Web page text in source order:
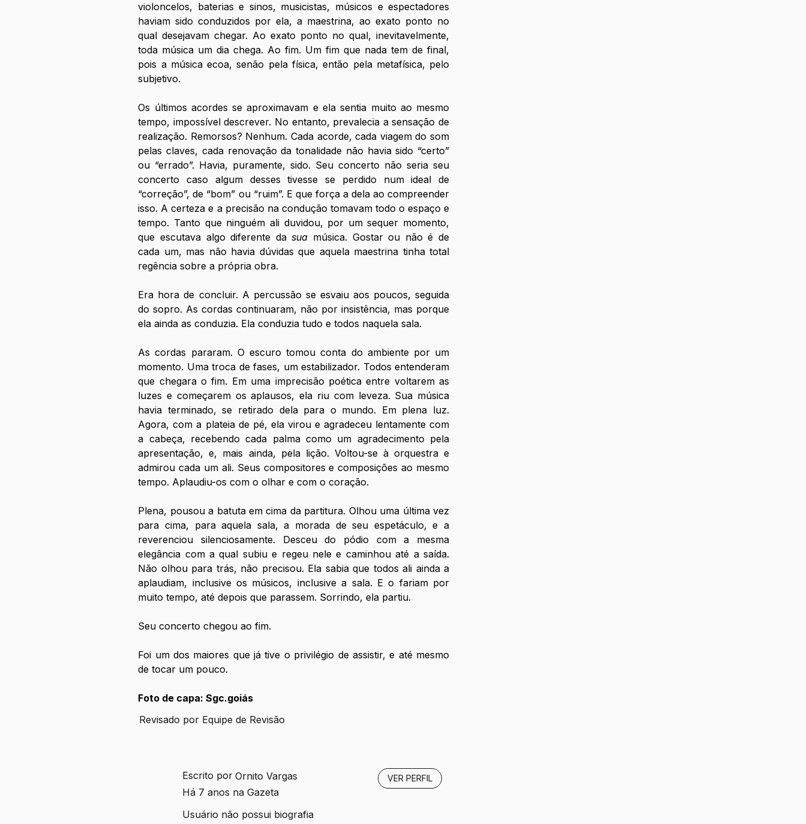
violoncelos, baterias e sinos, musicistas, músicos e espectadores
haviam sido conduzidos por ela, a maestrina, ao exato ponto no
qual desejavam chegar. Ao exato ponto no qual, inevitavelmente,
toda música um dia chega. Ao fim. Um fim que nada tem de final,
pois a música ecoa, senão pela física, então pela metafísica, pelo
subjetivo.
Os últimos acordes se aproximavam e ela sentia muito ao mesmo
tempo, impossível descrever. No entanto, prevalecia a sensação de
realização. Remorsos? Nenhum. Cada acorde, cada viagem do som
pelas claves, cada renovação da tonalidade não havia sido “certo”
ou “errado”. Havia, puramente, sido. Seu concerto não seria seu
concerto caso algum desses tivesse se perdido num ideal de
“correção”, de “bom” ou “ruim”. E que força a dela ao compreender
isso. A certeza e a precisão na condução tomavam todo o espaço e
tempo. Tanto que ninguém ali duvidou, por um sequer momento,
que escutava algo diferente da sua música. Gostar ou não é de
cada um, mas não havia dúvidas que aquela maestrina tinha total
regência sobre a própria obra.
Era hora de concluir. A percussão se esvaiu aos poucos, seguida
do sopro. As cordas continuaram, não por insistência, mas porque
ela ainda as conduzia. Ela conduzia tudo e todos naquela sala.
As cordas pararam. O escuro tomou conta do ambiente por um
momento. Uma troca de fases, um estabilizador. Todos entenderam
que chegara o fim. Em uma imprecisão poética entre voltarem as
luzes e começarem os aplausos, ela riu com leveza. Sua música
havia terminado, se retirado dela para o mundo. Em plena luz.
Agora, com a plateia de pé, ela virou e agradeceu lentamente com
a cabeça, recebendo cada palma como um agradecimento pela
apresentação, e, mais ainda, pela lição. Voltou-se à orquestra e
admirou cada um ali. Seus compositores e composições ao mesmo
tempo. Aplaudiu-os com o olhar e com o coração.
Plena, pousou a batuta em cima da partitura. Olhou uma última vez
para cima, para aquela sala, a morada de seu espetáculo, e a
reverenciou silenciosamente. Desceu do pódio com a mesma
elegância com a qual subiu e regeu nele e caminhou até a saída.
Não olhou para trás, não precisou. Ela sabia que todos ali ainda a
aplaudiam, inclusive os músicos, inclusive a sala. E o fariam por
muito tempo, até depois que parassem. Sorrindo, ela partiu.
Seu concerto chegou ao fim.
Foi um dos maiores que já tive o privilégio de assistir, e até mesmo
de tocar um pouco.
Foto de capa: Sgc.goiás
Revisado por Equipe de Revisão
Escrito por Ornito Vargas
Há 7 anos na Gazeta
Usuário não possui biografia
VER PERFIL